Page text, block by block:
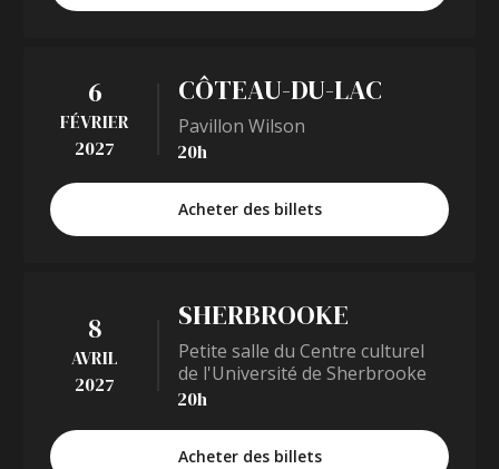
6
FÉVRIER
2027
CÔTEAU-DU-LAC
Pavillon Wilson
20h
Acheter des billets
8
AVRIL
2027
SHERBROOKE
Petite salle du Centre culturel
de l'Université de Sherbrooke
20h
Acheter des billets